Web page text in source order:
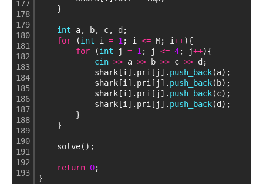
177
178
179
180
181
182
183
184
185
186
187
188
189
190
191
192
193
}
int a, b, c, d;
for (int i = 1 ; i <= M; i++){
for (int j = 1 ; j <= 4; j++){
cin >> a >> b >> c >> d;
shark[i].pri[j]. push_back(a);
shark[i].pri[j]. push_back(b);
shark[i].pri[j]. push_back(c);
shark[i].pri[j]. push_back(d);
}
}
solve();
return 0;
}